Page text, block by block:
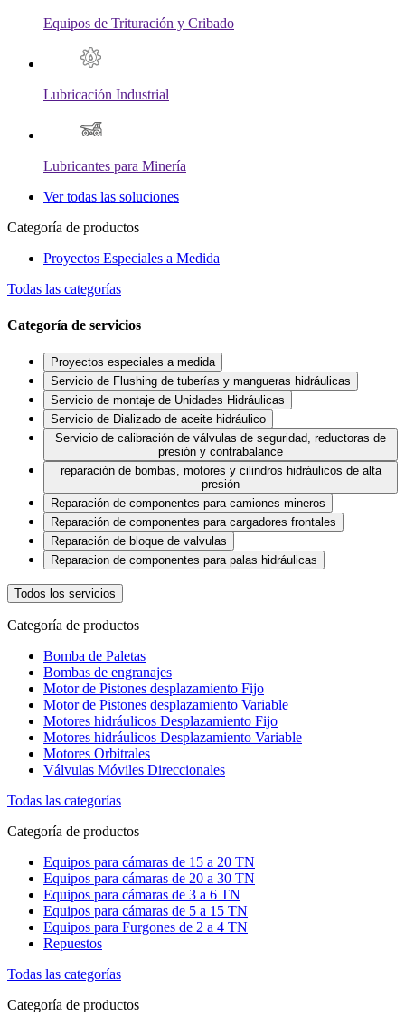
Equipos de Trituración y Cribado
Lubricación Industrial
Lubricantes para Minería
Ver todas las soluciones
Categoría de productos
Proyectos Especiales a Medida
Todas las categorías
Categoría de servicios
Proyectos especiales a medida
Servicio de Flushing de tuberías y mangueras hidráulicas
Servicio de montaje de Unidades Hidráulicas
Servicio de Dializado de aceite hidráulico
Servicio de calibración de válvulas de seguridad, reductoras de
presión y contrabalance
reparación de bombas, motores y cilindros hidráulicos de alta
presión
Reparación de componentes para camiones mineros
Reparación de componentes para cargadores frontales
Reparación de bloque de valvulas
Reparacion de componentes para palas hidráulicas
Todos los servicios
Categoría de productos
Bomba de Paletas
Bombas de engranajes
Motor de Pistones desplazamiento Fijo
Motor de Pistones desplazamiento Variable
Motores hidráulicos Desplazamiento Fijo
Motores hidráulicos Desplazamiento Variable
Motores Orbitrales
Válvulas Móviles Direccionales
Todas las categorías
Categoría de productos
Equipos para cámaras de 15 a 20 TN
Equipos para cámaras de 20 a 30 TN
Equipos para cámaras de 3 a 6 TN
Equipos para cámaras de 5 a 15 TN
Equipos para Furgones de 2 a 4 TN
Repuestos
Todas las categorías
Categoría de productos